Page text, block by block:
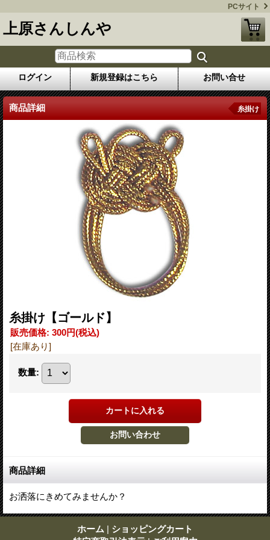
PCサイト
上原さんしんや
ログイン 新規登録はこちら お問い合せ
商品詳細 糸掛け
糸掛け【ゴールド】
販売価格: 300円(税込)
[在庫あり]
数量:
商品詳細
お洒落にきめてみませんか？
ホーム | ショッピングカート